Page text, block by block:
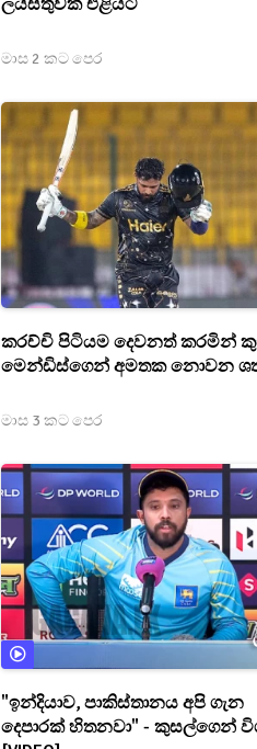
මාස 2 කට පෙර
කරච්චි පිටියම දෙවනත් කරමින්
මෙන්ඩිස්ගෙන් අමතක නොවන
මාස 3 කට පෙර
"ඉන්දියාව, පාකිස්තානය අපි ගැන
දෙපාරක් හිතනවා" - කුසල්ගෙන්